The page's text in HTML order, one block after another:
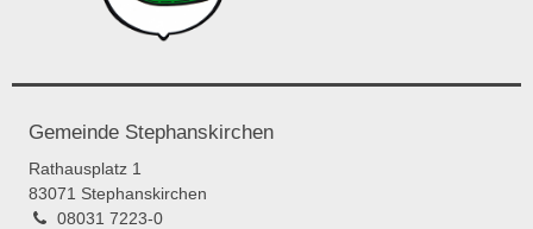
Gemeinde Stephanskirchen
Rathausplatz 1
83071 Stephanskirchen
08031 7223-0